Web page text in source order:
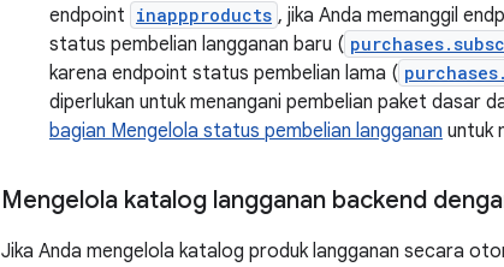
endpoint inappproducts , jika Anda memanggil
status pembelian langganan baru (
karena endpoint status pembelian lama (
diperlukan untuk menangani pembelian paket dasar
bagian Mengelola status pembelian langganan untuk
Mengelola katalog langganan backend
Jika Anda mengelola katalog produk langganan secara